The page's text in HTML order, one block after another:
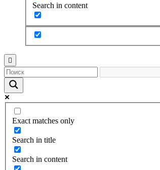
Search in content
Exact matches only
Search in title
Search in content